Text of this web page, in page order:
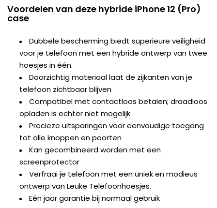
Voordelen van deze hybride iPhone 12 (Pro)
case
Dubbele bescherming biedt superieure veiligheid
voor je telefoon met een hybride ontwerp van twee
hoesjes in één.
Doorzichtig materiaal laat de zijkanten van je
telefoon zichtbaar blijven
Compatibel met contactloos betalen; draadloos
opladen is echter niet mogelijk
Precieze uitsparingen voor eenvoudige toegang
tot alle knoppen en poorten
Kan gecombineerd worden met een
screenprotector
Verfraai je telefoon met een uniek en modieus
ontwerp van Leuke Telefoonhoesjes.
Eén jaar garantie bij normaal gebruik